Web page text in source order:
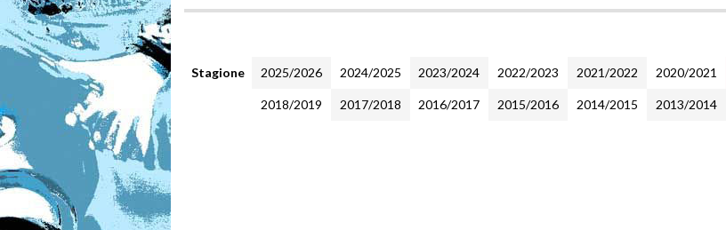
Stagione 2025/2026 2024/2025 2023/2024 2022/2023 2021/2022 2020/2021
2018/2019 2017/2018 2016/2017 2015/2016 2014/2015 2013/2014